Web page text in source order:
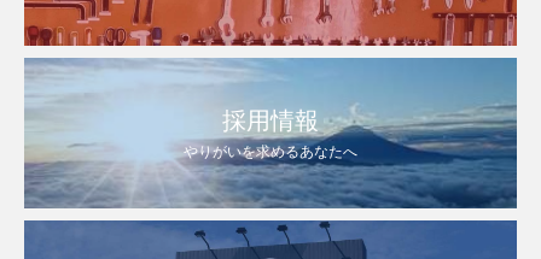
採用情報
やりがいを求めるあなたへ